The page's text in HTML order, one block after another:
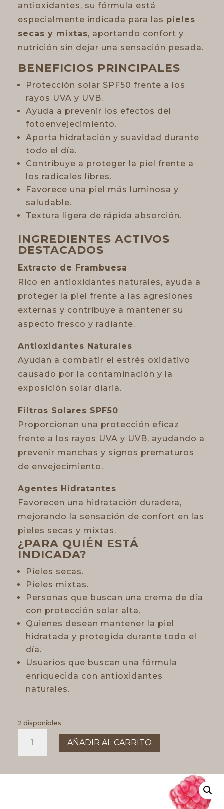
antioxidantes, su fórmula está
especialmente indicada para las pieles
secas y mixtas, aportando confort y
nutrición sin dejar una sensación pesada.
BENEFICIOS PRINCIPALES
Protección solar SPF50 frente a los
rayos UVA y UVB.
Ayuda a prevenir los efectos del
fotoenvejecimiento.
Aporta hidratación y suavidad durante
todo el día.
Contribuye a proteger la piel frente a
los radicales libres.
Favorece una piel más luminosa y
saludable.
Textura ligera de rápida absorción.
INGREDIENTES ACTIVOS
DESTACADOS
Extracto de Frambuesa
Rico en antioxidantes naturales, ayuda a
proteger la piel frente a las agresiones
externas y contribuye a mantener su
aspecto fresco y radiante.
Antioxidantes Naturales
Ayudan a combatir el estrés oxidativo
causado por la contaminación y la
exposición solar diaria.
Filtros Solares SPF50
Proporcionan una protección eficaz
frente a los rayos UVA y UVB, ayudando a
prevenir manchas y signos prematuros
de envejecimiento.
Agentes Hidratantes
Favorecen una hidratación duradera,
mejorando la sensación de confort en las
pieles secas y mixtas.
¿PARA QUIÉN ESTÁ
INDICADA?
Pieles secas.
Pieles mixtas.
Personas que buscan una crema de día
con protección solar alta.
Quienes desean mantener la piel
hidratada y protegida durante todo el
día.
Usuarios que buscan una fórmula
enriquecida con antioxidantes
naturales.
2 disponibles
SOLAR
50SPF
AÑADIR AL CARRITO